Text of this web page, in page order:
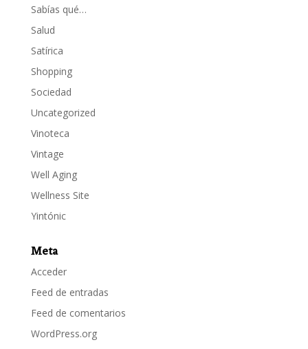
Sabías qué…
Salud
Satírica
Shopping
Sociedad
Uncategorized
Vinoteca
Vintage
Well Aging
Wellness Site
Yintónic
Meta
Acceder
Feed de entradas
Feed de comentarios
WordPress.org